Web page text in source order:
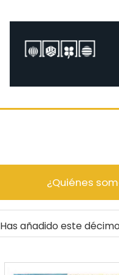
¿Quiénes
Has añadido este